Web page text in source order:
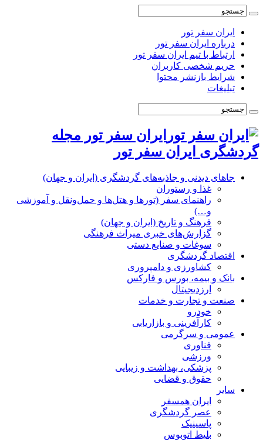
ایران سفر تور
درباره ایران سفر تور
ارتباط با تیم ایران سفر تور
حریم شخصی کاربران
شرایط بازنشر محتوا
تبلیغات
ایران سفر تور مجله
گردشگری ایران سفر تور
جاهای دیدنی و جاذبه‌های گردشگری (ایران و جهان)
غذا و رستوران
راهنمای سفر (تورها و هتل‌ها و حمل‌و‌نقل و آموزشی
و…)
فرهنگ و تاریخ (ایران و جهان)
گزارش‌های خبری میراث فرهنگی
سوغات و صنایع دستی
اقتصاد گردشگری
کشاورزی و دامپروری
بانک و بیمه، بورس و فارکس
ارزدیجیتال
صنعت و تجارت و خدمات
خودرو
کارآفرینی و بازاریابی
عمومی و سرگرمی
فناوری
ورزشی
پزشکی، بهداشت و زیبایی
حقوق و قضایی
سایر
ایران همسفر
عصر گردشگری
پاسینیک
بلیط اتوبوس